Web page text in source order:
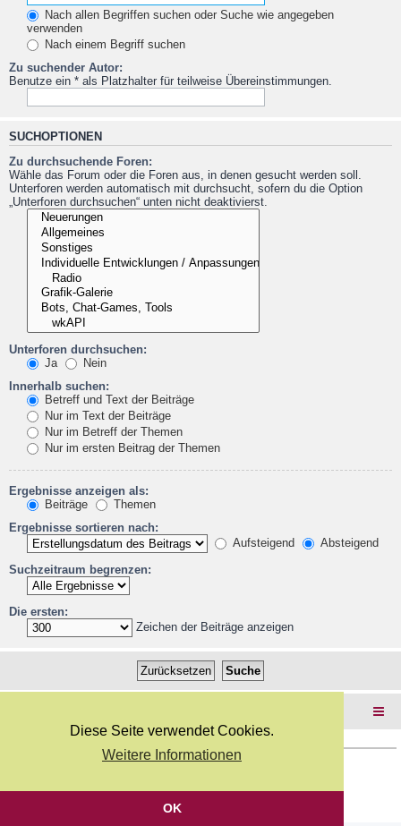
Diese Seite verwendet Cookies.
Weitere Informationen
OK
Nach allen Begriffen suchen oder Suche wie angegeben
verwenden
Nach einem Begriff suchen
Zu suchender Autor:
Benutze ein * als Platzhalter für teilweise Übereinstimmungen.
SUCHOPTIONEN
Zu durchsuchende Foren:
Wähle das Forum oder die Foren aus, in denen gesucht werden soll.
Unterforen werden automatisch mit durchsucht, sofern du die Option
„Unterforen durchsuchen“ unten nicht deaktivierst.
Unterforen durchsuchen:
Ja
Nein
Innerhalb suchen:
Betreff und Text der Beiträge
Nur im Text der Beiträge
Nur im Betreff der Themen
Nur im ersten Beitrag der Themen
Ergebnisse anzeigen als:
Beiträge
Themen
Ergebnisse sortieren nach:
Aufsteigend
Absteigend
Suchzeitraum begrenzen:
Die ersten:
Zeichen der Beiträge anzeigen
Deutsche Übersetzung durchphpBB.de